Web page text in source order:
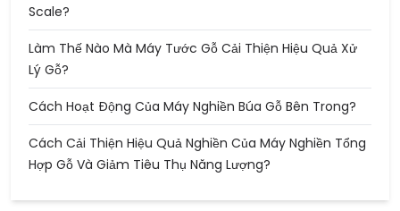
Scale?
Làm Thế Nào Mà Máy Tước Gỗ Cải Thiện Hiệu Quả Xử
Lý Gỗ?
Cách Hoạt Động Của Máy Nghiền Búa Gỗ Bên Trong?
Cách Cải Thiện Hiệu Quả Nghiền Của Máy Nghiền Tổng
Hợp Gỗ Và Giảm Tiêu Thụ Năng Lượng?